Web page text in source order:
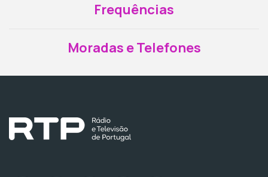
Frequências
Moradas e Telefones